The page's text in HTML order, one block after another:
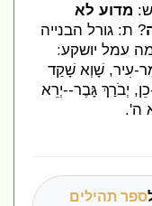
מדוע לא
ת: גורל הבנייה
עמל יושקע:
שָׁוְא שָׁקַד
יְבֹרַךְ גָּבֶר--יְרֵא
תהילים